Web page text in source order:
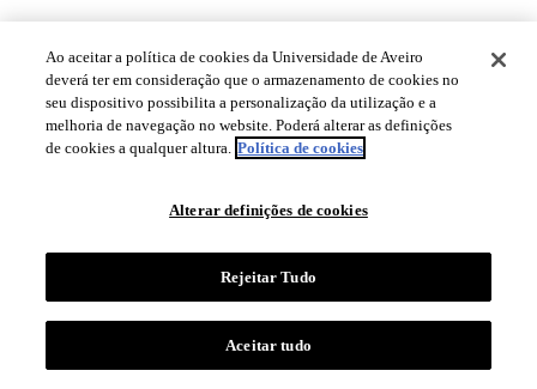
Ao aceitar a política de cookies da Universidade de Aveiro
deverá ter em consideração que o armazenamento de cookies no
seu dispositivo possibilita a personalização da utilização e a
melhoria de navegação no website. Poderá alterar as definições
de cookies a qualquer altura. Política de cookies
Alterar definições de cookies
Rejeitar Tudo
Aceitar tudo